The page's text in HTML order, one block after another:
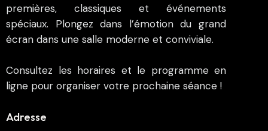
premières, classiques et événements
spéciaux. Plongez dans l’émotion du grand
écran dans une salle moderne et conviviale.
Consultez les horaires et le programme en
ligne pour organiser votre prochaine séance !
Adresse